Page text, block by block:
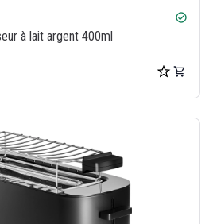
check_circle
à lait argent 400ml